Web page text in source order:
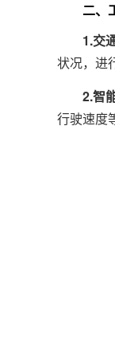
二、工
1.交
状况，进
2.智
行驶速度